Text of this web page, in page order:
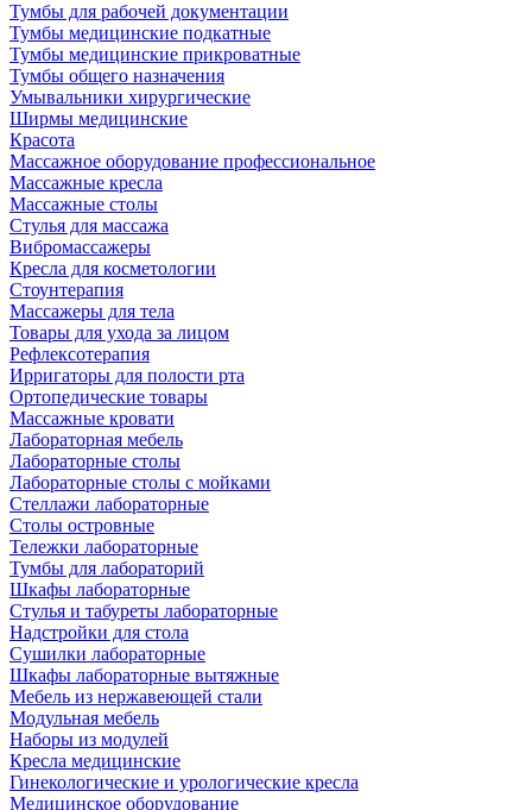
Тумбы для рабочей документации
Тумбы медицинские подкатные
Тумбы медицинские прикроватные
Тумбы общего назначения
Умывальники хирургические
Ширмы медицинские
Красота
Массажное оборудование профессиональное
Массажные кресла
Массажные столы
Стулья для массажа
Вибромассажеры
Кресла для косметологии
Стоунтерапия
Массажеры для тела
Товары для ухода за лицом
Рефлексотерапия
Ирригаторы для полости рта
Ортопедические товары
Массажные кровати
Лабораторная мебель
Лабораторные столы
Лабораторные столы с мойками
Стеллажи лабораторные
Столы островные
Тележки лабораторные
Тумбы для лабораторий
Шкафы лабораторные
Стулья и табуреты лабораторные
Надстройки для стола
Сушилки лабораторные
Шкафы лабораторные вытяжные
Мебель из нержавеющей стали
Модульная мебель
Наборы из модулей
Кресла медицинские
Гинекологические и урологические кресла
Медицинское оборудование